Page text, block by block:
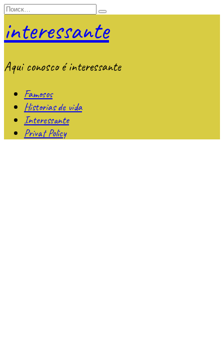
Перейти
содержанию
Search
interessante
Aqui conosco é interessante
Famosos
Historias de vida
Interessante
Privat Policy